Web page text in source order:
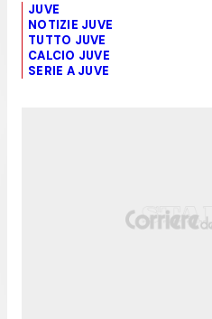
JUVE
NOTIZIE JUVE
TUTTO JUVE
CALCIO JUVE
SERIE A JUVE